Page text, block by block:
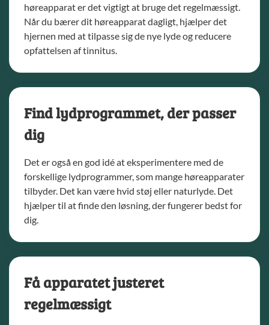
høreapparat er det vigtigt at bruge det regelmæssigt.
Når du bærer dit høreapparat dagligt, hjælper det
hjernen med at tilpasse sig de nye lyde og reducere
opfattelsen af tinnitus.
Find lydprogrammet, der passer
dig
Det er også en god idé at eksperimentere med de
forskellige lydprogrammer, som mange høreapparater
tilbyder. Det kan være hvid støj eller naturlyde. Det
hjælper til at finde den løsning, der fungerer bedst for
dig.
Få apparatet justeret
regelmæssigt